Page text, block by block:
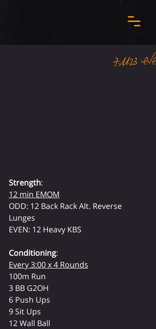
שלישי 7.11.23
Strength:
12 min EMOM
ODD: 12 Back Rack Alt. Reverse
Lunges
EVEN: 12 Heavy KBS
Conditioning:
Every 3:00 x 4 Rounds
100m Run
3 BB G2OH
6 Push Ups
9 Sit Ups
12 Wall Ball